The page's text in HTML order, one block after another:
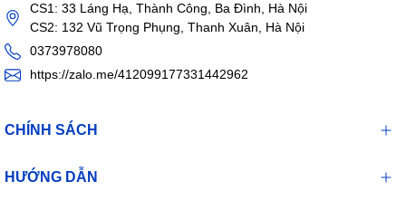
CS1: 33 Láng Hạ, Thành Công, Ba Đình, Hà Nội
CS2: 132 Vũ Trọng Phụng, Thanh Xuân, Hà Nội
0373978080
https://zalo.me/412099177331442962
CHÍNH SÁCH
HƯỚNG DẪN